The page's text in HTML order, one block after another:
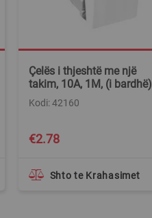
Çelës i thjeshtë me një
takim, 10A, 1M, (i bardhë)
€2.78
Kodi: 42160
Shto te Krahasimet